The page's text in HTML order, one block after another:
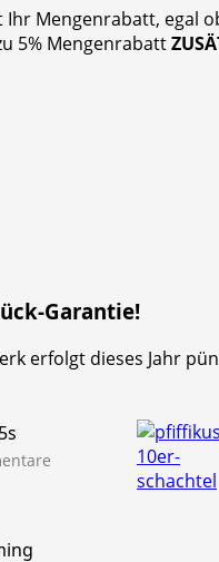
Mengenrabatt, egal
5% Mengenrabatt
Garantie!
erfolgt dieses Jahr